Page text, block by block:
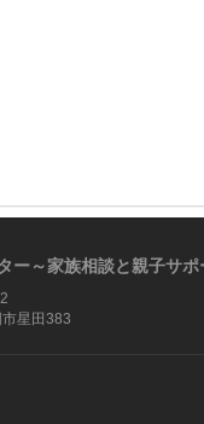
ー～家族相談と親子サポ
星田383